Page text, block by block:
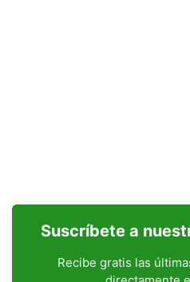
Suscríbete a
Recibe gratis las